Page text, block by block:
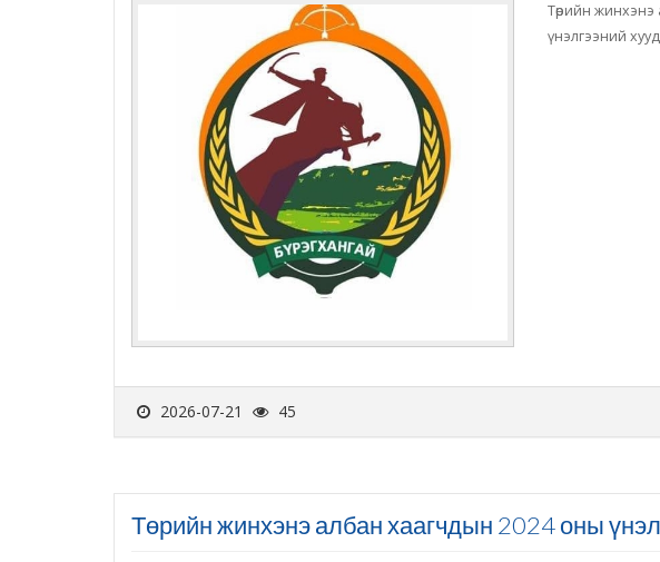
Төрийн
үнэлгээний
2026-07-21 45
Төрийн жинхэнэ албан хаагчдын 2024 оны